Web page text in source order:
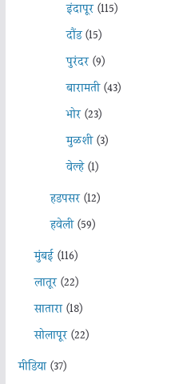
इंदापूर(115)
दौंड(15)
पुरंदर(9)
बारामती(43)
भोर(23)
मुळशी(3)
वेल्हे(1)
हडपसर(12)
हवेली(59)
मुंबई(116)
लातूर(22)
सातारा(18)
सोलापूर(22)
मीडिया(37)